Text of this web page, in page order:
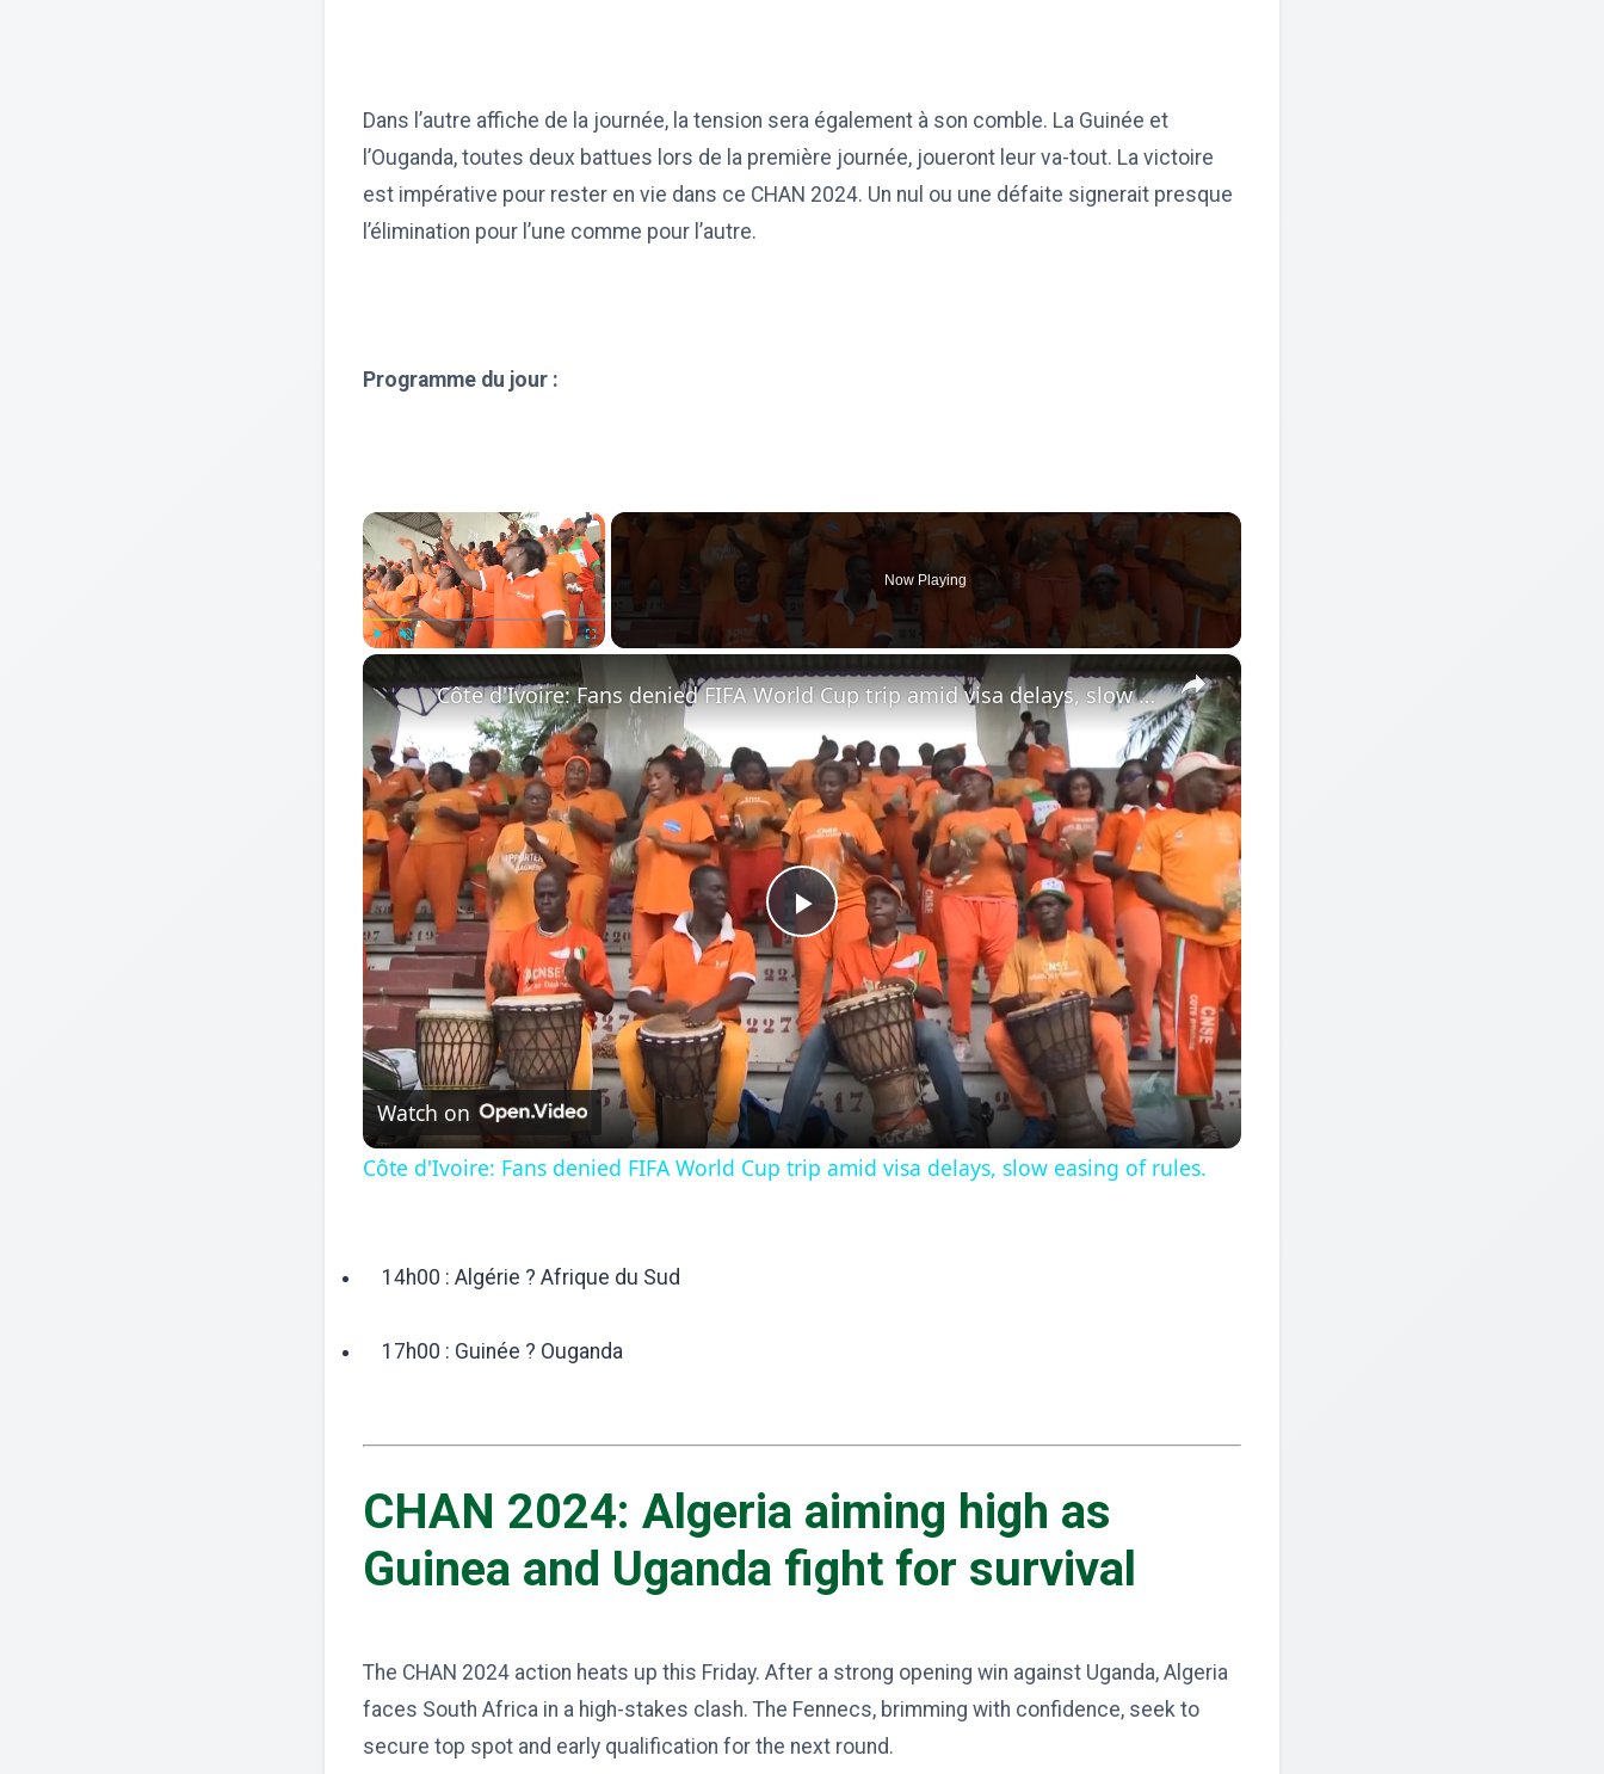
Dans l’autre affiche de la journée, la tension sera également à son comble. La Guinée et
l’Ouganda, toutes deux battues lors de la première journée, joueront leur va-tout. La victoire
est impérative pour rester en vie dans ce CHAN 2024. Un nul ou une défaite signerait presque
l’élimination pour l’une comme pour l’autre.
Programme du jour :
×
Now Playing
×
Play
Video
Côte d'Ivoire: Fans denied FIFA World Cup trip amid visa delays, slow easing of rules.
Watch on
Côte d'Ivoire: Fans denied FIFA World Cup trip amid visa delays, slow easing of rules.
14h00 : Algérie ? Afrique du Sud
17h00 : Guinée ? Ouganda
CHAN 2024: Algeria aiming high as
Guinea and Uganda fight for survival
The CHAN 2024 action heats up this Friday. After a strong opening win against Uganda, Algeria
faces South Africa in a high-stakes clash. The Fennecs, brimming with confidence, seek to
secure top spot and early qualification for the next round.